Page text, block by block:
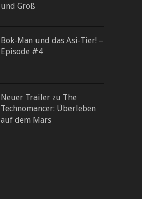
und Groß
Bok-Man und das Asi-Tier! –
Episode #4
Neuer Trailer zu The
Technomancer: Überleben
auf dem Mars